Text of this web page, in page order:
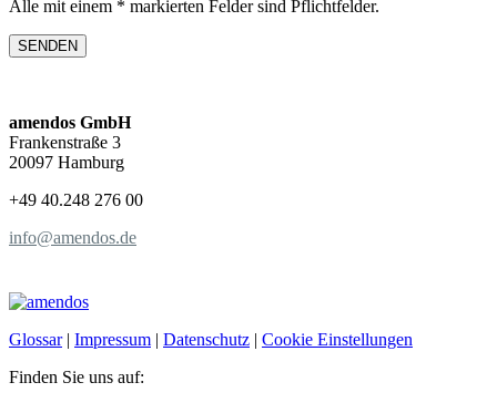
Alle mit einem * markierten Felder sind Pflichtfelder.
amendos GmbH
Frankenstraße 3
20097 Hamburg
+49 40.248 276 00
info@amendos.de
Glossar| Impressum | Datenschutz | Cookie Einstellungen
Finden Sie uns auf: